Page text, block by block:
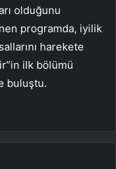
olduğunu
programda, iyilik
harekete
ilk bölümü
buluştu.